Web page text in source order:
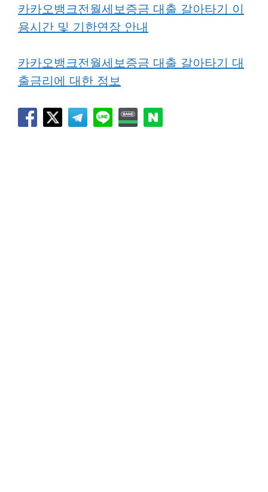
카카오뱅크전월세보증금 대출 갈아타기 이
용시간 및 기한연장 안내
카카오뱅크전월세보증금 대출 갈아타기 대
출금리에 대한 정보